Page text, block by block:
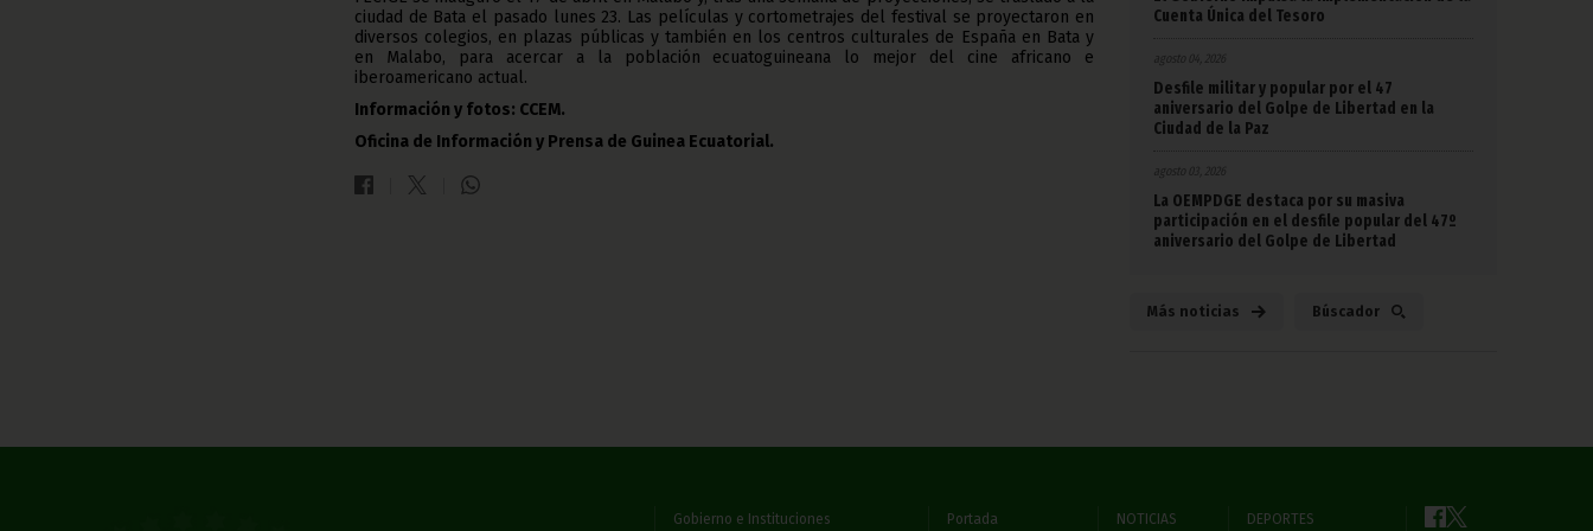
ciudad de Bata el pasado lunes 23. Las películas y cortometrajes del festival se proyectaron en
diversos colegios, en plazas públicas y también en los centros culturales de España en Bata y
en Malabo, para acercar a la población ecuatoguineana lo mejor del cine africano e
iberoamericano actual.
Información y fotos: CCEM.
Oficina de Información y Prensa de Guinea Ecuatorial.
Cuenta Única del Tesoro
agosto 04, 2026
Desfile militar y popular por el 47
aniversario del Golpe de Libertad en la
Ciudad de la Paz
agosto 03, 2026
La OEMPDGE destaca por su masiva
participación en el desfile popular del 47º
aniversario del Golpe de Libertad
Más noticias Búscador
Gobierno e Instituciones Portada NOTICIAS DEPORTES